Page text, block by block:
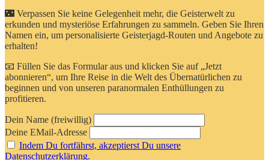
🌃 Verpassen Sie keine Gelegenheit mehr, die Geisterwelt zu
erkunden und mysteriöse Erfahrungen zu sammeln. Geben Sie Ihren
Namen ein, um personalisierte Geisterjagd-Routen und Angebote zu
erhalten!
📧 Füllen Sie das Formular aus und klicken Sie auf „Jetzt
abonnieren“, um Ihre Reise in die Welt des Übernatürlichen zu
beginnen und von unseren paranormalen Enthüllungen zu
profitieren.
Dein Name (freiwillig)
Deine EMail-Adresse
Indem Du fortfährst, akzeptierst Du unsere
Datenschutzerklärung.